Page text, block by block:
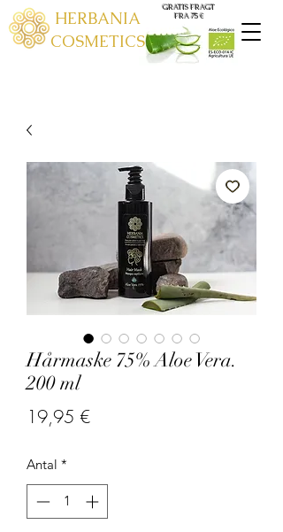
HERBANIA
COSMETICS
GRATIS FRAGT
FRA 75 €
Hårmaske 75% Aloe Vera.
200 ml
19,95 €Pris
Antal *